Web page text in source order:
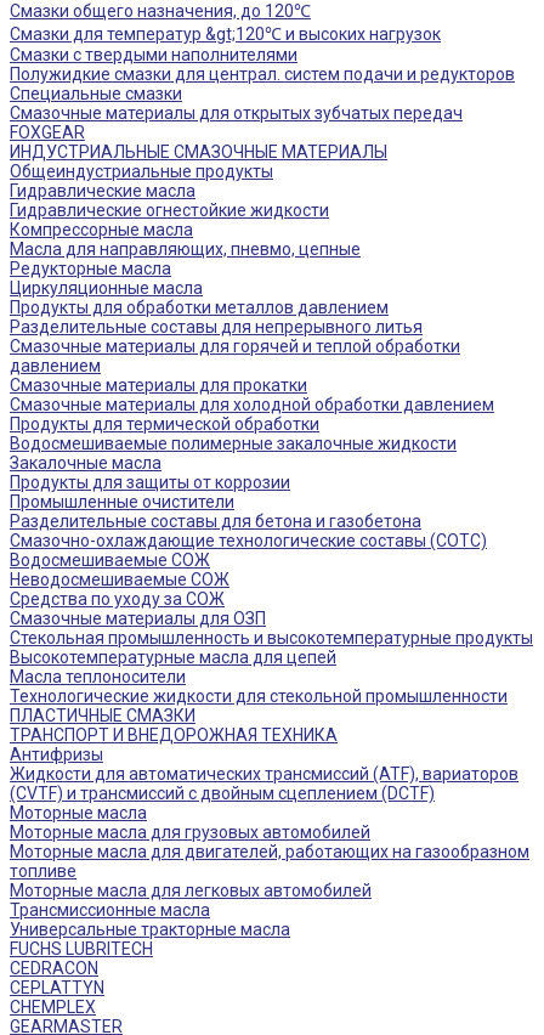
Смазки общего назначения, до 120℃
Смазки для температур &gt;120℃ и высоких нагрузок
Смазки с твердыми наполнителями
Полужидкие смазки для централ. систем подачи и редукторов
Специальные смазки
Смазочные материалы для открытых зубчатых передач
FOXGEAR
ИНДУСТРИАЛЬНЫЕ СМАЗОЧНЫЕ МАТЕРИАЛЫ
Общеиндустриальные продукты
Гидравлические масла
Гидравлические огнестойкие жидкости
Компрессорные масла
Масла для направляющих, пневмо, цепные
Редукторные масла
Циркуляционные масла
Продукты для обработки металлов давлением
Разделительные составы для непрерывного литья
Смазочные материалы для горячей и теплой обработки
давлением
Смазочные материалы для прокатки
Смазочные материалы для холодной обработки давлением
Продукты для термической обработки
Водосмешиваемые полимерные закалочные жидкости
Закалочные масла
Продукты для защиты от коррозии
Промышленные очистители
Разделительные составы для бетона и газобетона
Смазочно-охлаждающие технологические составы (СОТС)
Водосмешиваемые СОЖ
Неводосмешиваемые СОЖ
Средства по уходу за СОЖ
Смазочные материалы для ОЗП
Стекольная промышленность и высокотемпературные продукты
Высокотемпературные масла для цепей
Масла теплоносители
Технологические жидкости для стекольной промышленности
ПЛАСТИЧНЫЕ СМАЗКИ
ТРАНСПОРТ И ВНЕДОРОЖНАЯ ТЕХНИКА
Антифризы
Жидкости для автоматических трансмиссий (ATF), вариаторов
(CVTF) и трансмиссий с двойным сцеплением (DCTF)
Моторные масла
Моторные масла для грузовых автомобилей
Моторные масла для двигателей, работающих на газообразном
топливе
Моторные масла для легковых автомобилей
Трансмиссионные масла
Универсальные тракторные масла
FUCHS LUBRITECH
CEDRACON
CEPLATTYN
CHEMPLEX
GEARMASTER